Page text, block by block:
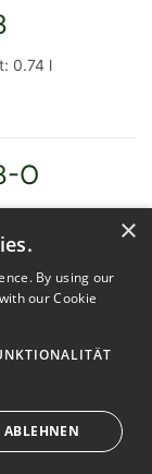
0.74 l
O
l
×
By using our
our Cookie
ABLEHNEN